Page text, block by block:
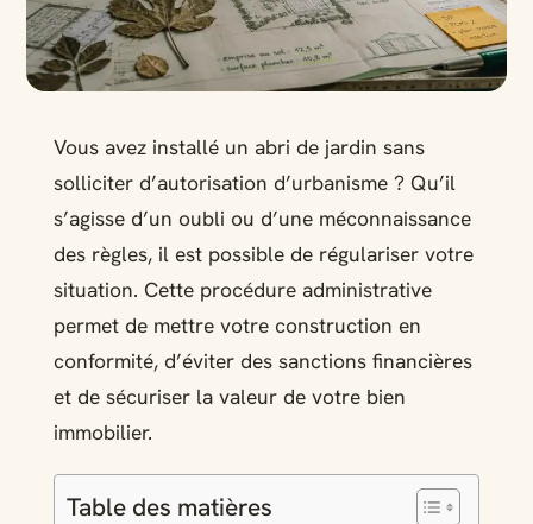
Vous avez installé un abri de jardin sans
solliciter d’autorisation d’urbanisme ? Qu’il
s’agisse d’un oubli ou d’une méconnaissance
des règles, il est possible de régulariser votre
situation. Cette procédure administrative
permet de mettre votre construction en
conformité, d’éviter des sanctions financières
et de sécuriser la valeur de votre bien
immobilier.
Table des matières